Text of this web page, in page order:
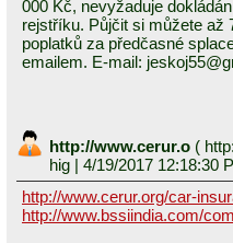
000 Kč, nevyžaduje
rejstříku. Půjčit si můžete až
poplatků za předčasné
emailem. E-mail:
http://www.cerur.o (
hig | 4/19/2017 12:18:30
http://www.cerur.org/car-
http://www.bssiindia.com/